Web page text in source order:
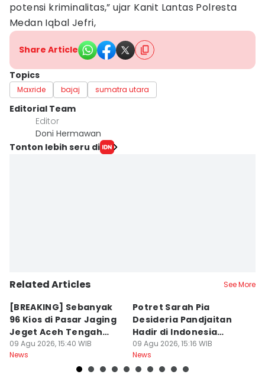
potensi kriminalitas,” ujar Kanit Lantas Polresta
Medan Iqbal Jefri,
Share Article
Topics
Maxride bajaj sumatra utara
Editorial Team
Editor
Doni Hermawan
Tonton lebih seru di
Related Articles See More
[BREAKING] Sebanyak
96 Kios di Pasar Jaging
Jeget Aceh Tengah
Terbakar
09 Agu 2026, 15:40 WIB
News
Potret Sarah Pia
Desideria Pandjaitan
Hadir di Indonesia
Fashion Week 2026
09 Agu 2026, 15:16 WIB
News